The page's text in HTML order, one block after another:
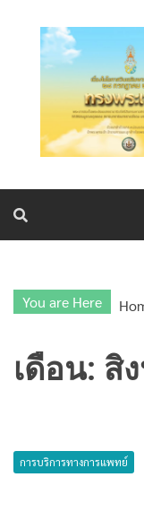
You are Here
เดือน: สิ
การบริการทางการแพทย์